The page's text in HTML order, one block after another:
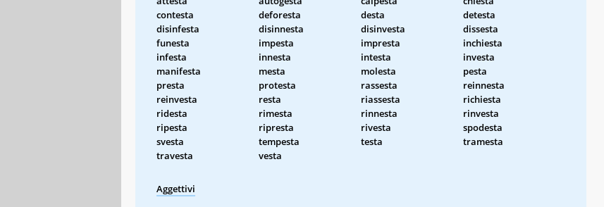
contesta
deforesta desta
detesta
disinfesta
disinnesta disinvesta
dissesta
funesta
impesta impresta
inchiesta
infesta
innesta intesta
investa
manifesta
mesta molesta
pesta
presta
protesta rassesta
reinnesta
reinvesta
resta riassesta
richiesta
ridesta
rimesta rinnesta
rinvesta
ripesta
ripresta rivesta
spodesta
svesta
tempesta testa
tramesta
travesta
vesta
Aggettivi